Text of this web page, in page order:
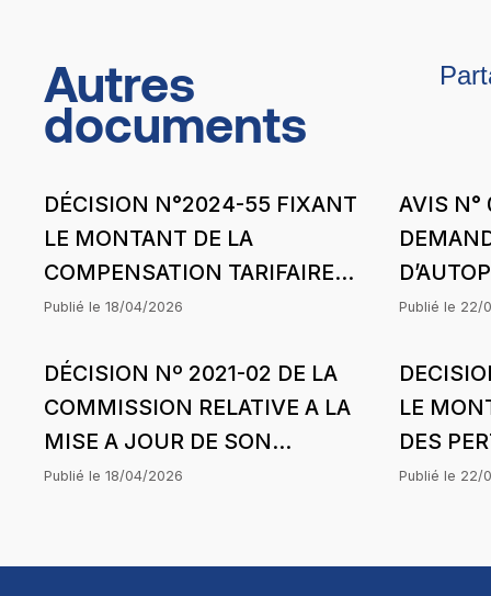
Autres
documents
DÉCISION N°2024-55 FIXANT
LE MONTANT DE LA
COMPENSATION TARIFAIRE
DU MOIS D’OCTOBRE 2024 DE
POUR LA CONCESSION
MBOUR DANS LE CADRE DE
L’HARMONISATION DES
TARIFS
Publié le18/04/2026
AVIS N°
LIMITED
Publié le 22/
DÉCISION Nº 2021-02 DE LA
COMMISSION RELATIVE A LA
MISE A JOUR DE SON
RÈGLEMENT INTÉRIEUR
Publié le18/04/2026
LE
DES
SUBIES
Publié le 22/